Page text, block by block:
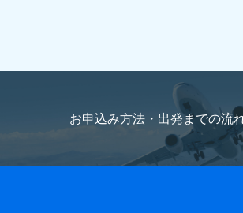
お申込み方法・出発までの流